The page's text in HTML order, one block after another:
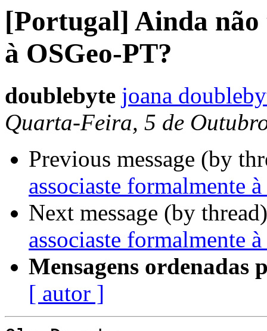
[Portugal] Ainda não
à OSGeo-PT?
doublebyte joana
Quarta-Feira, 5 de
Previous message (by
associaste formalmente
Next message (by
associaste formalmente
Mensagens ordenadas
[ autor ]